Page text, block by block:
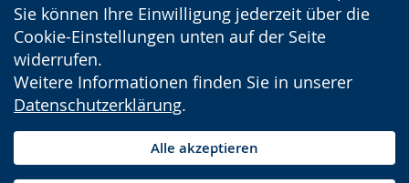
Sie können Ihre Einwilligung jederzeit über die
Cookie-Einstellungen unten auf der Seite
widerrufen.
Weitere Informationen finden Sie in unserer
Datenschutzerklärung.
Alle akzeptieren